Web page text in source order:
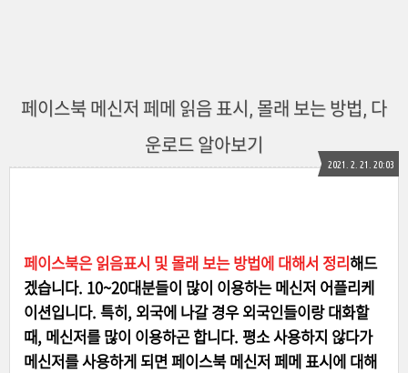
페이스북 메신저 페메 읽음 표시, 몰래 보는 방법, 다
운로드 알아보기
2021. 2. 21. 20:03
페이스북은 읽음표시 및 몰래 보는 방법에 대해서 정리해드
겠습니다. 10~20대분들이 많이 이용하는 메신저 어플리케
이션입니다. 특히, 외국에 나갈 경우 외국인들이랑 대화할
때, 메신저를 많이 이용하곤 합니다. 평소 사용하지 않다가
메신저를 사용하게 되면 페이스북 메신저 페메 표시에 대해